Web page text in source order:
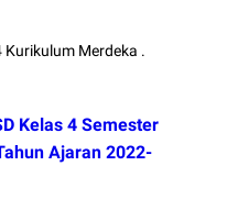
Kurikulum Merdeka .
Kelas 4 Semester
Ajaran 2022-